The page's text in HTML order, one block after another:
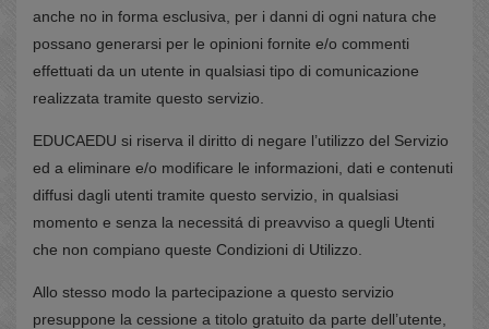
anche no in forma esclusiva, per i danni di ogni natura che
possano generarsi per le opinioni fornite e/o commenti
effettuati da un utente in qualsiasi tipo di comunicazione
realizzata tramite questo servizio.
EDUCAEDU si riserva il diritto di negare l’utilizzo del Servizio
ed a eliminare e/o modificare le informazioni, dati e contenuti
diffusi dagli utenti tramite questo servizio, in qualsiasi
momento e senza la necessitá di preavviso a quegli Utenti
che non compiano queste Condizioni di Utilizzo.
Allo stesso modo la partecipazione a questo servizio
presuppone la cessione a titolo gratuito da parte dell’utente,